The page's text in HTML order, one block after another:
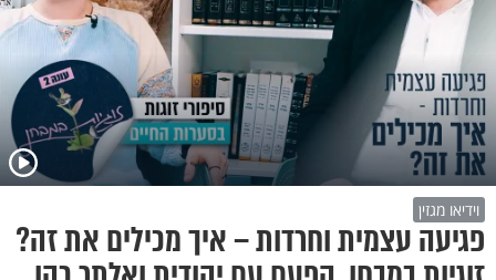
וידיאו מגזין
פגיעה עצמית וחרדות – איך מכילים את זה?